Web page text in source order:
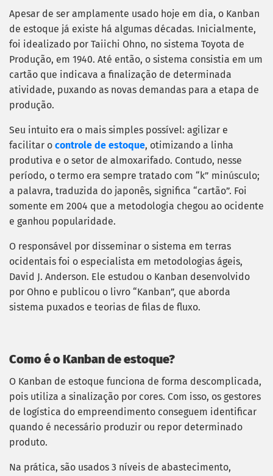
Apesar de ser amplamente usado hoje em dia, o Kanban
de estoque já existe há algumas décadas. Inicialmente,
foi idealizado por Taiichi Ohno, no sistema Toyota de
Produção, em 1940. Até então, o sistema consistia em um
cartão que indicava a finalização de determinada
atividade, puxando as novas demandas para a etapa de
produção.
Seu intuito era o mais simples possível: agilizar e
facilitar o controle de estoque, otimizando a linha
produtiva e o setor de almoxarifado. Contudo, nesse
período, o termo era sempre tratado com “k” minúsculo;
a palavra, traduzida do japonês, significa “cartão”. Foi
somente em 2004 que a metodologia chegou ao ocidente
e ganhou popularidade.
O responsável por disseminar o sistema em terras
ocidentais foi o especialista em metodologias ágeis,
David J. Anderson. Ele estudou o Kanban desenvolvido
por Ohno e publicou o livro “Kanban”, que aborda
sistema puxados e teorias de filas de fluxo.
Como é o Kanban de estoque?
O Kanban de estoque funciona de forma descomplicada,
pois utiliza a sinalização por cores. Com isso, os gestores
de logística do empreendimento conseguem identificar
quando é necessário produzir ou repor determinado
produto.
Na prática, são usados 3 níveis de abastecimento,